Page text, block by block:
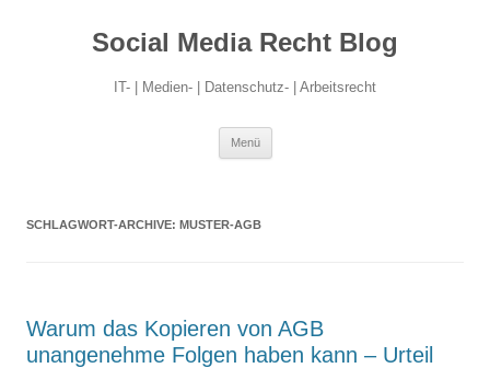
Social Media Recht Blog
IT- | Medien- | Datenschutz- | Arbeitsrecht
Menü
SCHLAGWORT-ARCHIVE: MUSTER-AGB
Warum das Kopieren von AGB
unangenehme Folgen haben kann – Urteil